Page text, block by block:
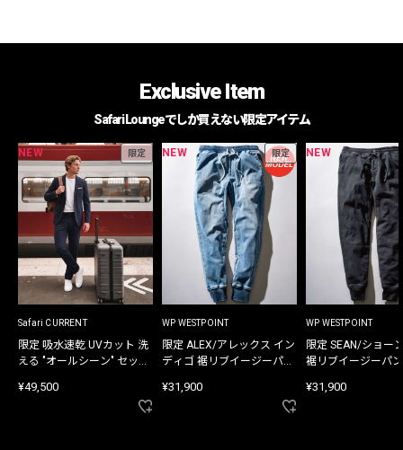
Exclusive Item
Safari Loungeでしか買えない限定アイテム
NEW 限定
Safari CURRENT
限定 吸水速乾 UVカット 洗
える "オールシーン" セット
¥49,500
NEW 限定
WP WESTPOINT
限定 ALEX/アレックス イン
ディゴ 裾リブイージーパン
¥31,900
NEW
WP WESTPOINT
限定 SEAN/ショー
裾リブイージーパ
¥31,900